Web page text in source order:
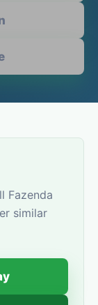
Fazenda
similar